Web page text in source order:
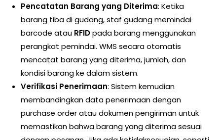
Pencatatan Barang yang Diterima: Ketika
barang tiba di gudang, staf gudang memindai
barcode atau RFIDpada barang menggunakan
perangkat pemindai. WMS secara otomatis
mencatat barang yang diterima, jumlah, dan
kondisi barang ke dalam sistem.
Verifikasi Penerimaan: Sistem kemudian
membandingkan data penerimaan dengan
purchase order atau dokumen pengiriman untuk
memastikan bahwa barang yang diterima sesuai